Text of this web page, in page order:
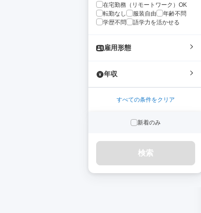
在宅勤務（リモートワーク）OK
転勤なし
服装自由
年齢不問
学歴不問
語学力を活かせる
雇用形態
年収
すべての条件をクリア
新着のみ
検索